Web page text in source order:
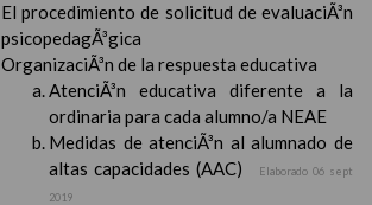
El procedimiento de solicitud de evaluaciÃ³n
psicopedagÃ³gica
OrganizaciÃ³n de la respuesta educativa
AtenciÃ³n educativa diferente a la
ordinaria para cada alumno/a NEAE
Medidas de atenciÃ³n al alumnado de
altas capacidades (AAC)
Elaborado 06 sept
2019